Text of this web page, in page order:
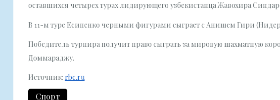
оставшихся четырех турах лидирующего узбекистанца Жавохира
В 11-м туре Есипенко черными фигурами сыграет с Анишем Гири
Победитель турнира получит право сыграть за мировую шахматную
Доммараджу.
Источник: rbc.ru
Спорт